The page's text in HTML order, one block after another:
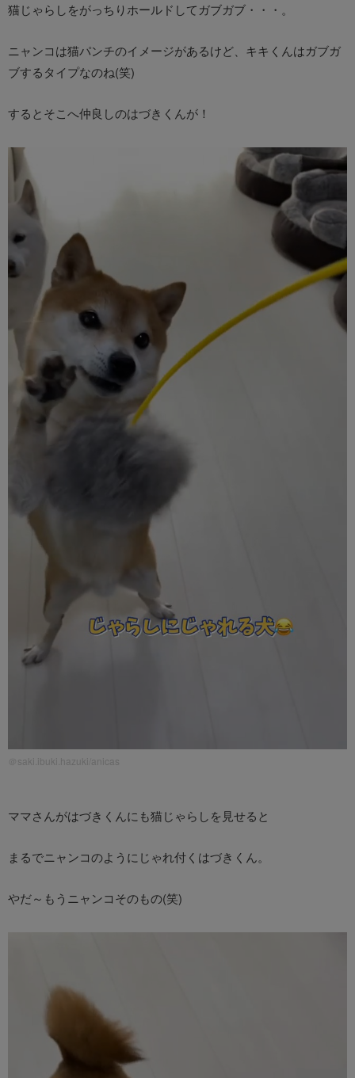
猫じゃらしをがっちりホールドしてガブガブ・・・。
ニャンコは猫パンチのイメージがあるけど、キキくんはガブガ
ブするタイプなのね(笑)
するとそこへ仲良しのはづきくんが！
＠saki.ibuki.hazuki/anicas
ママさんがはづきくんにも猫じゃらしを見せると
まるでニャンコのようにじゃれ付くはづきくん。
やだ～もうニャンコそのもの(笑)